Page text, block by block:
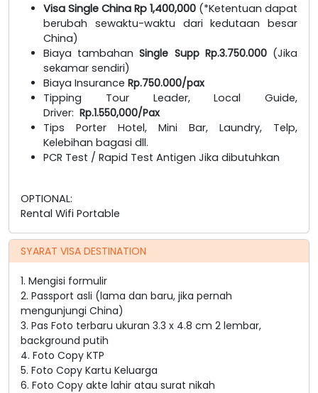
Visa Single China Rp 1,400,000 (*Ketentuan dapat
berubah sewaktu-waktu dari kedutaan besar
China)
Biaya tambahanSingle Supp Rp.3.750.000 (Jika
sekamar sendiri)
Biaya Insurance Rp.750.000/pax
Tipping Tour Leader, Local Guide,
Driver: Rp.1.550,000/Pax
Tips Porter Hotel, Mini Bar, Laundry, Telp,
Kelebihan bagasi dll.
PCR Test / Rapid Test Antigen Jika dibutuhkan
OPTIONAL:
Rental Wifi Portable
SYARAT VISA DESTINATION
1. Mengisi formulir
2. Passport asli (lama dan baru, jika pernah
mengunjungi China)
3. Pas Foto terbaru ukuran 3.3 x 4.8 cm 2 lembar,
background putih
4. Foto Copy KTP
5. Foto Copy Kartu Keluarga
6. Foto Copy akte lahir atau surat nikah